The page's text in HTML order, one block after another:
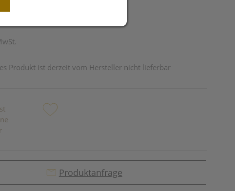
Produkt ist derzeit vom Hersteller nicht lieferbar
Produktanfrage